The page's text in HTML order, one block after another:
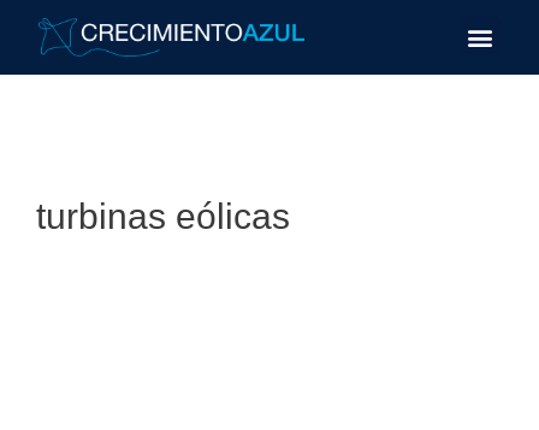
turbinas eólicas